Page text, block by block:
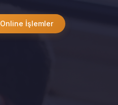
Online İşlemler